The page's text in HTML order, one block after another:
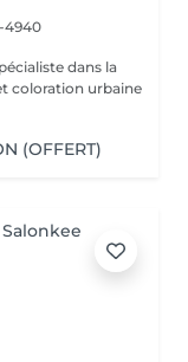
4940
dans la
coloration urbaine
(OFFERT)